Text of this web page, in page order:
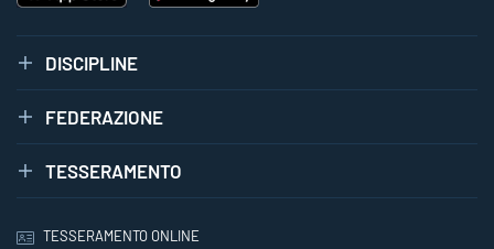
DISCIPLINE
FEDERAZIONE
TESSERAMENTO
TESSERAMENTO ONLINE